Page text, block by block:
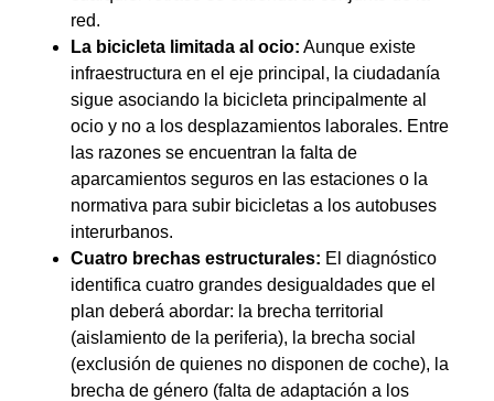
red.
La bicicleta limitada al ocio: Aunque existe
infraestructura en el eje principal, la ciudadanía
sigue asociando la bicicleta principalmente al
ocio y no a los desplazamientos laborales. Entre
las razones se encuentran la falta de
aparcamientos seguros en las estaciones o la
normativa para subir bicicletas a los autobuses
interurbanos.
Cuatro brechas estructurales: El diagnóstico
identifica cuatro grandes desigualdades que el
plan deberá abordar: la brecha territorial
(aislamiento de la periferia), la brecha social
(exclusión de quienes no disponen de coche), la
brecha de género (falta de adaptación a los